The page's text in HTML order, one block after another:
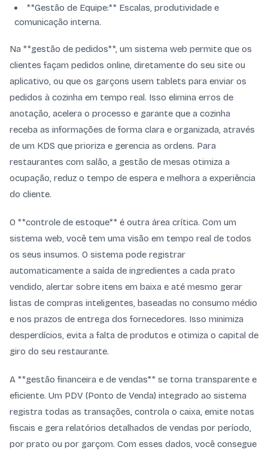
**Gestão de Equipe:** Escalas, produtividade e
comunicação interna.
Na **gestão de pedidos**, um sistema web permite que os
clientes façam pedidos online, diretamente do seu site ou
aplicativo, ou que os garçons usem tablets para enviar os
pedidos à cozinha em tempo real. Isso elimina erros de
anotação, acelera o processo e garante que a cozinha
receba as informações de forma clara e organizada, através
de um KDS que prioriza e gerencia as ordens. Para
restaurantes com salão, a gestão de mesas otimiza a
ocupação, reduz o tempo de espera e melhora a experiência
do cliente.
O **controle de estoque** é outra área crítica. Com um
sistema web, você tem uma visão em tempo real de todos
os seus insumos. O sistema pode registrar
automaticamente a saída de ingredientes a cada prato
vendido, alertar sobre itens em baixa e até mesmo gerar
listas de compras inteligentes, baseadas no consumo médio
e nos prazos de entrega dos fornecedores. Isso minimiza
desperdícios, evita a falta de produtos e otimiza o capital de
giro do seu restaurante.
A **gestão financeira e de vendas** se torna transparente e
eficiente. Um PDV (Ponto de Venda) integrado ao sistema
registra todas as transações, controla o caixa, emite notas
fiscais e gera relatórios detalhados de vendas por período,
por prato ou por garçom. Com esses dados, você consegue